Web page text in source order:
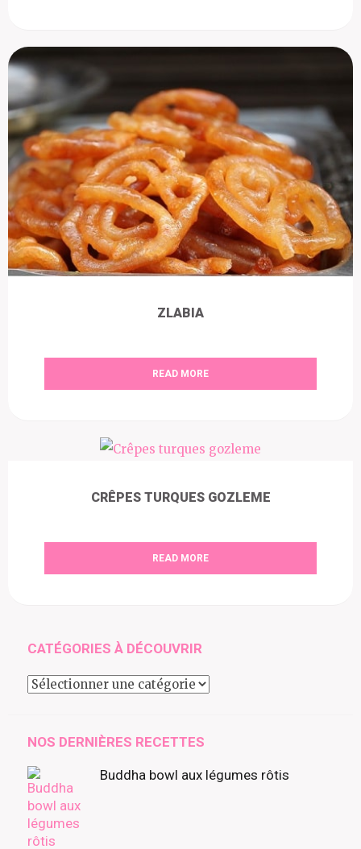
ZLABIA
READ MORE
CRÊPES TURQUES GOZLEME
READ MORE
CATÉGORIES À DÉCOUVRIR
Catégories
NOS DERNIÈRES RECETTES
Buddha bowl aux légumes rôtis